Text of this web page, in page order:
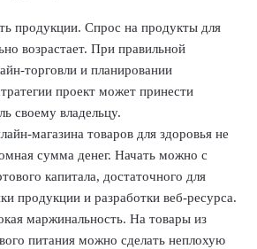
продукции. Спрос на продукты для
возрастает. При правильной
торговли и планировании
проект может принести
своему владельцу.
магазина товаров для здоровья не
сумма денег. Начать можно с
капитала, достаточного для
продукции и разработки веб-ресурса.
маржинальность. На товары из
питания можно сделать неплохую